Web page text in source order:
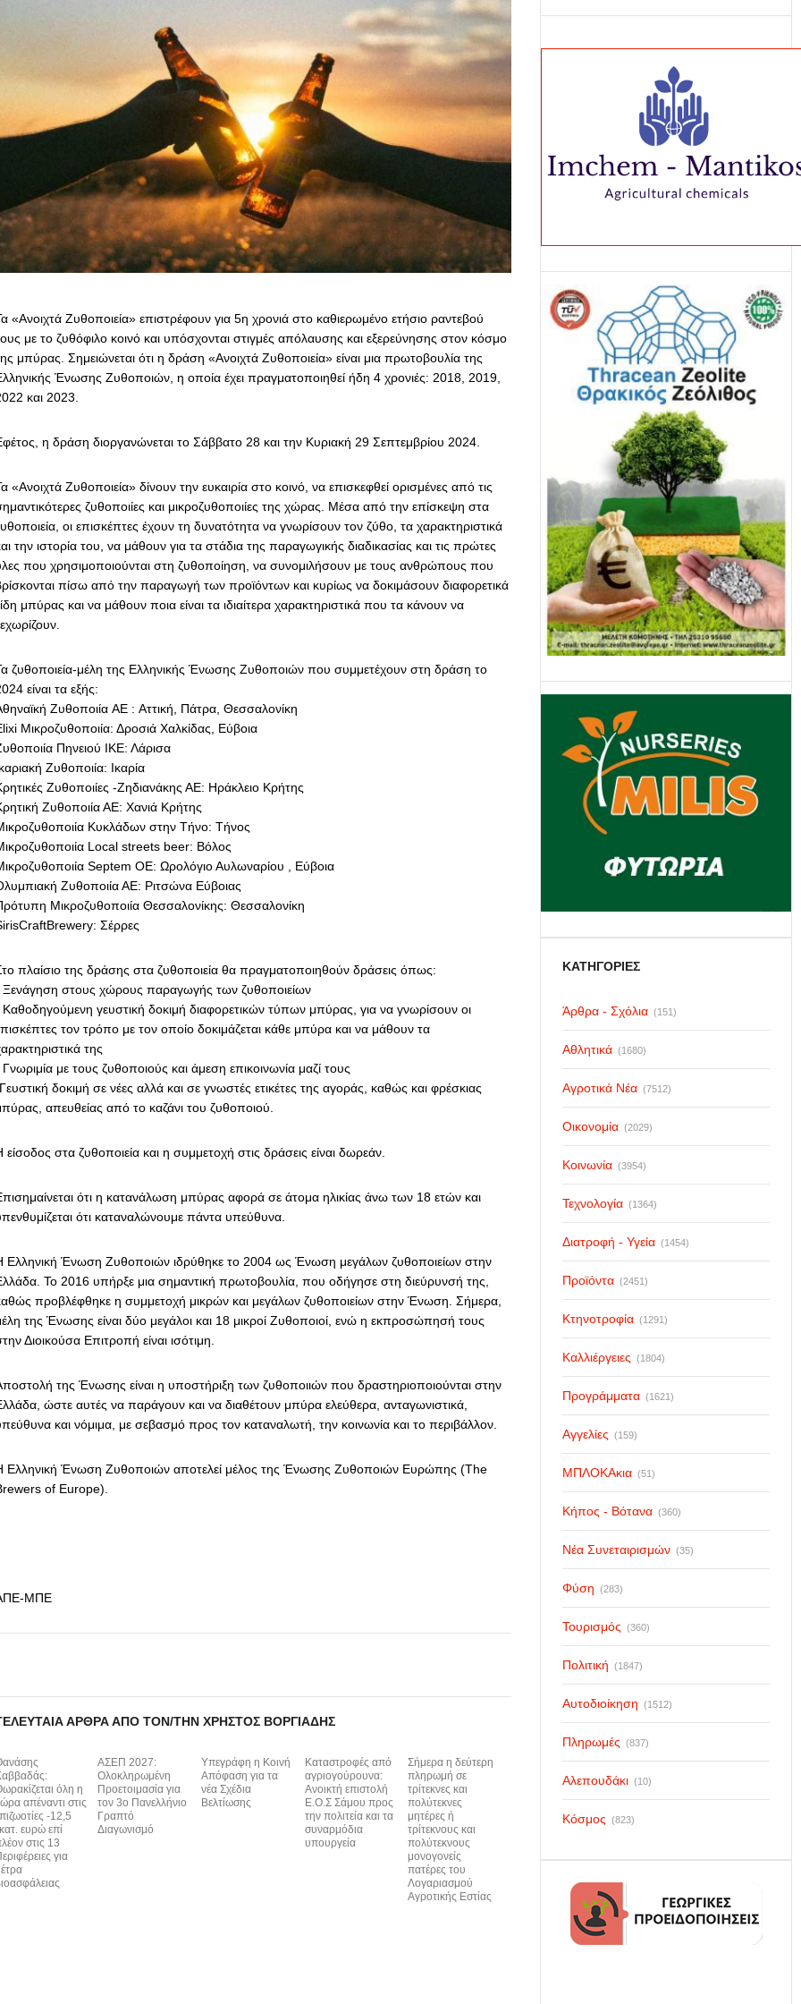
«Ανοιχτά Ζυθοποιεία» επιστρέφουν για 5η χρονιά στο καθιερωμένο ετήσιο ραντεβού
με το ζυθόφιλο κοινό και υπόσχονται στιγμές απόλαυσης και εξερεύνησης στον κόσμο
μπύρας. Σημειώνεται ότι η δράση «Ανοιχτά Ζυθοποιεία» είναι μια πρωτοβουλία της
Ένωσης Ζυθοποιών, η οποία έχει πραγματοποιηθεί ήδη 4 χρονιές: 2018, 2019,
και 2023.
η δράση διοργανώνεται το Σάββατο 28 και την Κυριακή 29 Σεπτεμβρίου 2024.
«Ανοιχτά Ζυθοποιεία» δίνουν την ευκαιρία στο κοινό, να επισκεφθεί ορισμένες από τις
ζυθοποιίες και μικροζυθοποιίες της χώρας. Μέσα από την επίσκεψη στα
οι επισκέπτες έχουν τη δυνατότητα να γνωρίσουν τον ζύθο, τα χαρακτηριστικά
την ιστορία του, να μάθουν για τα στάδια της παραγωγικής διαδικασίας και τις πρώτες
που χρησιμοποιούνται στη ζυθοποίηση, να συνομιλήσουν με τους ανθρώπους που
πίσω από την παραγωγή των προϊόντων και κυρίως να δοκιμάσουν διαφορετικά
μπύρας και να μάθουν ποια είναι τα ιδιαίτερα χαρακτηριστικά που τα κάνουν να
ζυθοποιεία-μέλη της Ελληνικής Ένωσης Ζυθοποιών που συμμετέχουν στη δράση το
είναι τα εξής:
Ζυθοποιία AE : Αττική, Πάτρα, Θεσσαλονίκη
Μικροζυθοποιία: Δροσιά Χαλκίδας, Εύβοια
Πηνειού ΙΚΕ: Λάρισα
Ζυθοποιία: Ικαρία
Ζυθοποιίες -Ζηδιανάκης ΑΕ: Ηράκλειο Κρήτης
Ζυθοποιία ΑΕ: Χανιά Κρήτης
Κυκλάδων στην Τήνο: Τήνος
Local streets beer: Βόλος
Septem OE: Ωρολόγιο Αυλωναρίου , Εύβοια
Ζυθοποιία ΑΕ: Ριτσώνα Εύβοιας
Μικροζυθοποιία Θεσσαλονίκης: Θεσσαλονίκη
Σέρρες
πλαίσιο της δράσης στα ζυθοποιεία θα πραγματοποιηθούν δράσεις όπως:
στους χώρους παραγωγής των ζυθοποιείων
γευστική δοκιμή διαφορετικών τύπων μπύρας, για να γνωρίσουν οι
τον τρόπο με τον οποίο δοκιμάζεται κάθε μπύρα και να μάθουν τα
της
με τους ζυθοποιούς και άμεση επικοινωνία μαζί τους
δοκιμή σε νέες αλλά και σε γνωστές ετικέτες της αγοράς, καθώς και φρέσκιας
απευθείας από το καζάνι του ζυθοποιού.
είσοδος στα ζυθοποιεία και η συμμετοχή στις δράσεις είναι δωρεάν.
ότι η κατανάλωση μπύρας αφορά σε άτομα ηλικίας άνω των 18 ετών και
ότι καταναλώνουμε πάντα υπεύθυνα.
Ελληνική Ένωση Ζυθοποιών ιδρύθηκε το 2004 ως Ένωση μεγάλων ζυθοποιείων στην
Το 2016 υπήρξε μια σημαντική πρωτοβουλία, που οδήγησε στη διεύρυνσή της,
προβλέφθηκε η συμμετοχή μικρών και μεγάλων ζυθοποιείων στην Ένωση. Σήμερα,
της Ένωσης είναι δύο μεγάλοι και 18 μικροί Ζυθοποιοί, ενώ η εκπροσώπησή τους
Διοικούσα Επιτροπή είναι ισότιμη.
της Ένωσης είναι η υποστήριξη των ζυθοποιιών που δραστηριοποιούνται στην
ώστε αυτές να παράγουν και να διαθέτουν μπύρα ελεύθερα, ανταγωνιστικά,
και νόμιμα, με σεβασμό προς τον καταναλωτή, την κοινωνία και το περιβάλλον.
Ελληνική Ένωση Ζυθοποιών αποτελεί μέλος της Ένωσης Ζυθοποιών Ευρώπης (The
of Europe).
ΜΠΕ
ΆΡΘΡΑ ΑΠΌ ΤΟΝ/ΤΗΝ ΧΡΉΣΤΟΣ ΒΟΡΓΙΆΔΗΣ
όλη η
απέναντι στις
-12,5
ευρώ επί
στις 13
για
ΑΣΕΠ 2027:
Ολοκληρωμένη
Προετοιμασία για
τον 3ο Πανελλήνιο
Γραπτό
Διαγωνισμό
Υπεγράφη η Κοινή
Απόφαση για τα
νέα Σχέδια
Βελτίωσης
Καταστροφές από
αγριογούρουνα:
Ανοικτή επιστολή
Ε.Ο.Σ Σάμου προς
την πολιτεία και τα
συναρμόδια
υπουργεία
Σήμερα η δεύτερη
πληρωμή σε
τρίτεκνες και
πολύτεκνες
μητέρες ή
τρίτεκνους και
πολύτεκνους
μονογονείς
πατέρες του
Λογαριασμού
Αγροτικής Εστίας
ΚΑΤΗΓΟΡΙΕΣ
Άρθρα - Σχόλια (151)
Αθλητικά (1680)
Αγροτικά Νέα (7512)
Οικονομία (2029)
Κοινωνία (3954)
Τεχνολογία (1364)
Διατροφή - Υγεία (1454)
Προϊόντα (2451)
Κτηνοτροφία (1291)
Καλλιέργειες (1804)
Προγράμματα (1621)
Αγγελίες (159)
ΜΠΛΟΚΑκια (51)
Κήπος - Βότανα (360)
Νέα Συνεταιρισμών (35)
Φύση (283)
Τουρισμός (360)
Πολιτική (1847)
Αυτοδιοίκηση (1512)
Πληρωμές (837)
Αλεπουδάκι (10)
Κόσμος (823)